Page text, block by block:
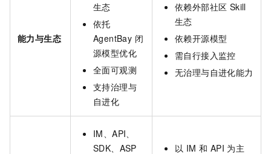
能力与生态
生态
依托
AgentBay 闭
源模型优化
全面可观测
支持治理与
自进化
依赖外部社区 Skill
生态
依赖开源模型
需自行接入监控
无治理与自进化能力
IM、API、
SDK、ASP
以 IM 和 API 为主